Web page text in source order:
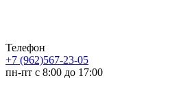
Телефон
+7 (962)567-23-05
пн-пт с 8:00 до 17:00